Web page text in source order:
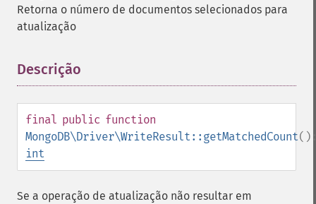
Retorna o número de documentos selecionados para
atualização
Descrição
final public function
MongoDB\Driver\WriteResult::getMatchedCount
int
Se a operação de atualização não resultar em